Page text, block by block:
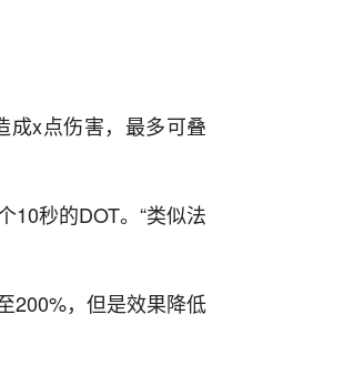
成x点伤害，最多可叠
10秒的DOT。“类似法
200%，但是效果降低